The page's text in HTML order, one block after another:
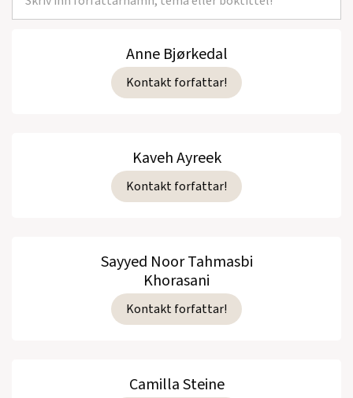
Anne Bjørkedal
Kontakt forfattar!
Kaveh Ayreek
Kontakt forfattar!
Sayyed Noor Tahmasbi
Khorasani
Kontakt forfattar!
Camilla Steine